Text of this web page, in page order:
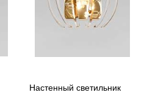
Настенный светильник